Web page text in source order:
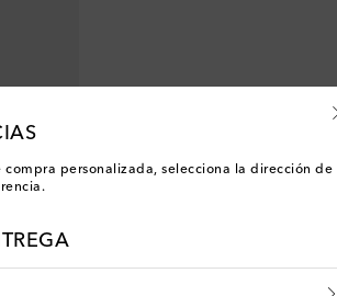
compra personalizada, selecciona la dirección de